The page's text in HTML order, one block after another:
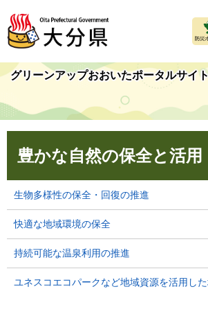
ジ
先
頭
す
。
ュ
を
飛
し
て
グリーンアップおおいたポータルサイト
豊かな自然の保全と活用
生物多様性の保全・回復の推進
快適な地域環境の保全
持続可能な温泉利用の推進
ユネスコエコパークなど地域資源を活用し